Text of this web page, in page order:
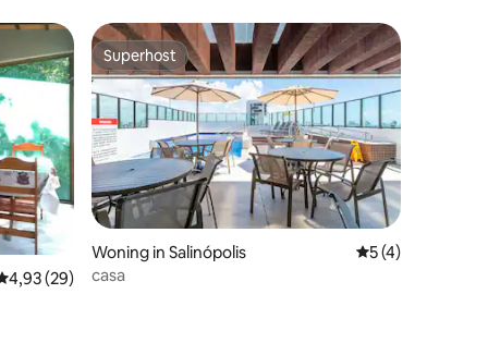
beoordeling van 4,93 uit 5, 29 recensies
4,93 (29)
Superhost
Superhost
Woning in Salinópolis Gemiddelde
5 (4)
casa